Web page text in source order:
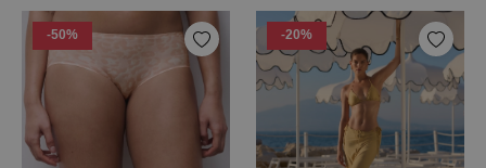
-50% -20%